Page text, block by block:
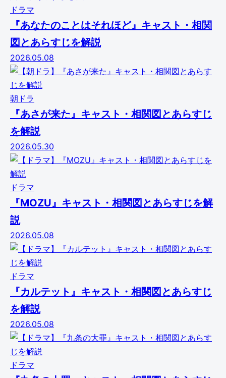
ドラマ
『あなたのことはそれほど』キャスト・相関
図とあらすじを解説
2026.05.08
朝ドラ
『あさが来た』キャスト・相関図とあらすじ
を解説
2026.05.30
ドラマ
『MOZU』キャスト・相関図とあらすじを解
説
2026.05.08
ドラマ
『カルテット』キャスト・相関図とあらすじ
を解説
2026.05.08
ドラマ